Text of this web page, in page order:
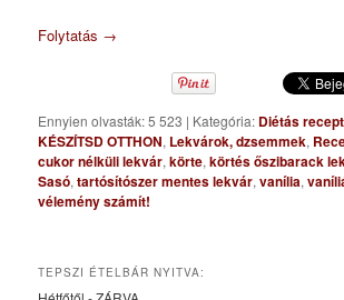
Folytatás →
Ennyien olvasták: 5 523 | Kategória: Diétás
KÉSZÍTSD OTTHON, Lekvárok, dzsemmek,
cukor nélküli lekvár,körte,körtés őszibarack
Sasó,tartósítószer mentes lekvár,vanília,
vélemény számít!
TEPSZI ÉTELBÁR NYITVA: